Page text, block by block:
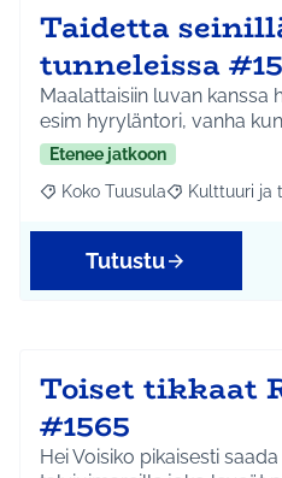
Taidetta
tunneleissa
Maalattaisiin luvan kanssa
esim hyryläntori, vanha
Etenee jatkoon
Rajaa tulokset aihepiirin
Koko Tuusula Rajaa
Kulttuuri ja
Tutustu
Toiset tikkaat
#1565
Hei Voisiko pikaisesti